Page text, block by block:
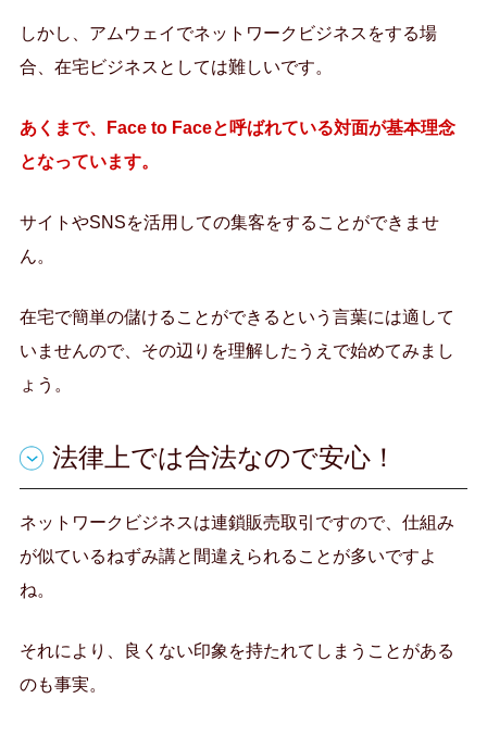
しかし、アムウェイでネットワークビジネスをする場
合、在宅ビジネスとしては難しいです。
あくまで、Face to Faceと呼ばれている対面が基本理念
となっています。
サイトやSNSを活用しての集客をすることができませ
ん。
在宅で簡単の儲けることができるという言葉には適して
いませんので、その辺りを理解したうえで始めてみまし
ょう。
法律上では合法なので安心！
ネットワークビジネスは連鎖販売取引ですので、仕組み
が似ているねずみ講と間違えられることが多いですよ
ね。
それにより、良くない印象を持たれてしまうことがある
のも事実。